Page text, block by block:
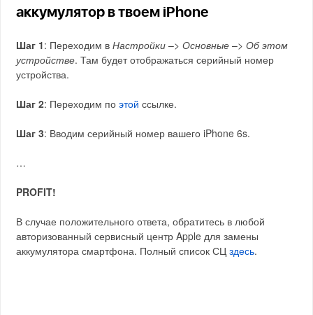
аккумулятор в твоем iPhone
Шаг 1: Переходим вНастройки–>Основные–>Об этом
устройстве. Там будет отображаться серийный номер
устройства.
Шаг 2: Переходим поэтой ссылке.
Шаг 3: Вводим серийный номер вашего iPhone 6s.
…
PROFIT!
В случае положительного ответа, обратитесь в любой
авторизованный сервисный центр Apple для замены
аккумулятора смартфона. Полный список СЦздесь.